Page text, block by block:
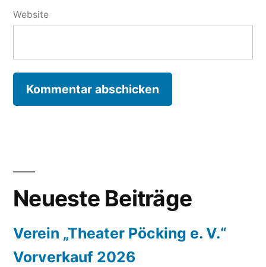
Website
Neueste Beiträge
Verein „Theater Pöcking e. V.“
Vorverkauf 2026